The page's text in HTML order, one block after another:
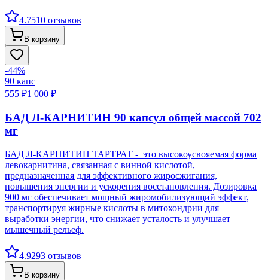
4.7510 отзывов
В корзину
-44%
90 капс
555 ₽1 000 ₽
БАД Л-КАРНИТИН 90 капсул общей массой 702
мг
БАД Л-КАРНИТИН ТАРТРАТ - это высокоусвояемая форма
левокарнитина, связанная с винной кислотой,
предназначенная для эффективного жиросжигания,
повышения энергии и ускорения восстановления. Дозировка
900 мг обеспечивает мощный жиромобилизующий эффект,
транспортируя жирные кислоты в митохондрии для
выработки энергии, что снижает усталость и улучшает
мышечный рельеф.
4.9293 отзывов
В корзину